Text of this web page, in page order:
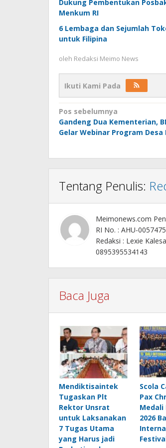
Dukung Pembentukan
Menkum RI
6 Lembaga dan Sejumlah
untuk Filipina
oleh Redaksi Meimo News
Ikuti Kami Pada
Navigasi
pos
Pos sebelumnya
Gandeng Dua Kementerian,
Gelar Webinar Program Desa
Tentang Penulis:
Meimonews.com
RI No. : AHU-
Redaksi : Lexie
0895395534143
Baca Juga
Mendiktisaintek
Tugaskan Plt
Rektor Unsrat
untuk Laksanakan
7 Tugas Utama
yang Harus jadi
Scola
Pax
Medali
2026